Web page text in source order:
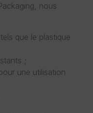
nous
que le plastique
;
une utilisation